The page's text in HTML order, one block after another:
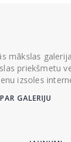
mākslas
priekšmetu
izsoles
GALERIJU